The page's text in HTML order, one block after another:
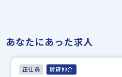
あなたにあった求人
正社員 賃貸仲介